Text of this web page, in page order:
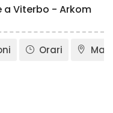
a Viterbo - Arkom
Orari